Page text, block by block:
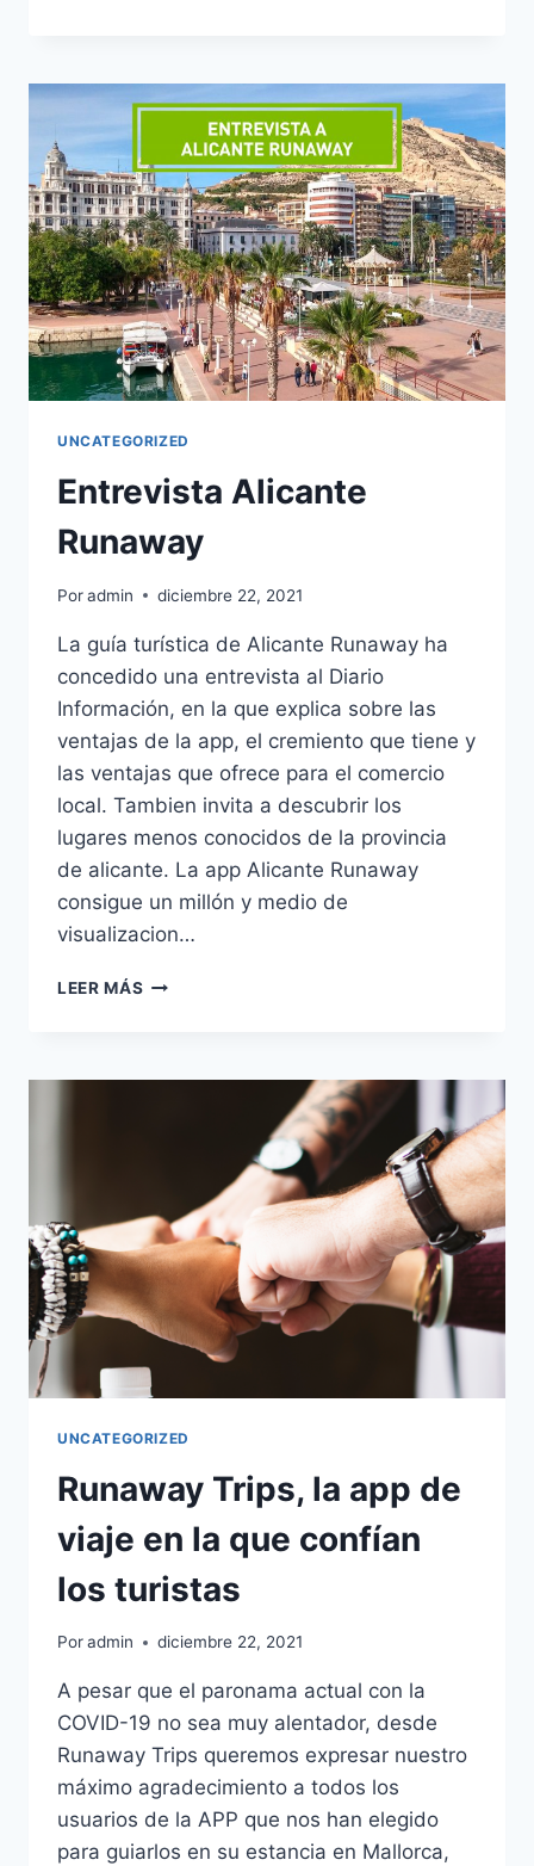
UNCATEGORIZED
Entrevista Alicante
Runaway
Poradmin diciembre 22, 2021
La guía turística de Alicante Runaway ha
concedido una entrevista al Diario
Información, en la que explica sobre las
ventajas de la app, el cremiento que tiene y
las ventajas que ofrece para el comercio
local. Tambien invita a descubrir los
lugares menos conocidos de la provincia
de alicante. La app Alicante Runaway
consigue un millón y medio de
visualizacion…
LEER MÁS
UNCATEGORIZED
Runaway Trips, la app de
viaje en la que confían
los turistas
Poradmin diciembre 22, 2021
A pesar que el paronama actual con la
COVID-19 no sea muy alentador, desde
Runaway Trips queremos expresar nuestro
máximo agradecimiento a todos los
usuarios de la APP que nos han elegido
para guiarlos en su estancia en Mallorca,